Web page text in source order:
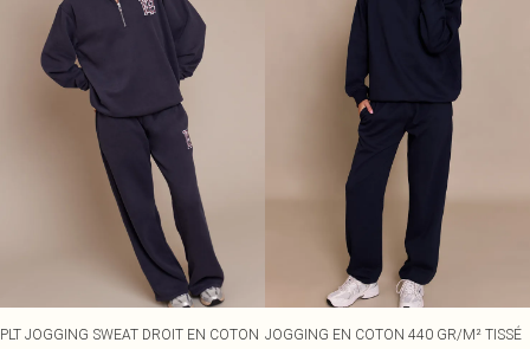
PLT JOGGING SWEAT DROIT EN COTON JOGGING EN COTON 440 GR/M² TISSÉ